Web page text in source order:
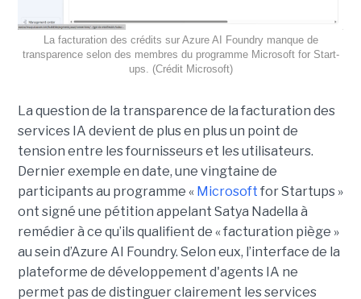
La facturation des crédits sur Azure AI Foundry manque de
transparence selon des membres du programme Microsoft for Start-
ups. (Crédit Microsoft)
La question de la transparence de la facturation des
services IA devient de plus en plus un point de
tension entre les fournisseurs et les utilisateurs.
Dernier exemple en date, une vingtaine de
participants au programme « Microsoft for Startups »
ont signé une pétition appelant Satya Nadella à
remédier à ce qu’ils qualifient de « facturation piège »
au sein d’Azure AI Foundry. Selon eux, l’interface de la
plateforme de développement d'agents IA ne
permet pas de distinguer clairement les services